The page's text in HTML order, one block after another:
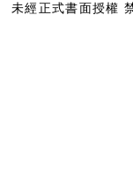
未經正式書面授權